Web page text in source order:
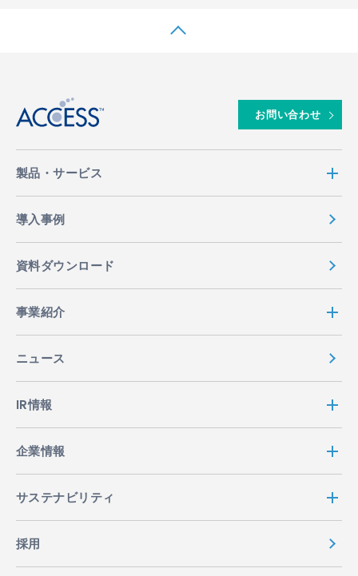
お問い合わせ
製品・サービス
導入事例
資料ダウンロード
事業紹介
ニュース
IR情報
企業情報
サステナビリティ
採用